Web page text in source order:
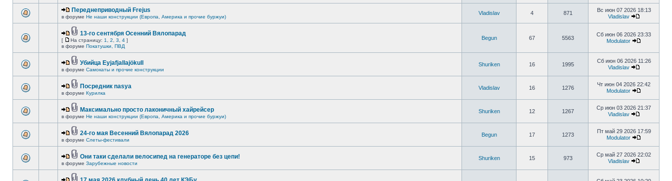
Переднеприводный Frejus
в форуме Не наши конструкции (Европа, Америка и прочие буржуи)
Vladislav 4 871
Вс июн 07 2026 18:13
Vladislav
13-го сентября Осенний Вялопарад
[ На страницу: 1 2 3 4 ]
в форуме Покатушки, ПВД
Begun 67 5563
Сб июн 06 2026 23:33
Modulator
Убийца Eyjafjallajökull
в форуме Самокаты и прочие конструкции
Shuriken 16 1995
Сб июн 06 2026 11:26
Vladislav
Посредник nasya
в форуме Курилка
Vladislav 16 1276
Чт июн 04 2026 22:42
Modulator
Максимально просто лаконичный хайрейсер
в форуме Не наши конструкции (Европа, Америка и прочие буржуи)
Shuriken 12 1267
Ср июн 03 2026 21:37
Vladislav
24-го мая Весенний Вялопарад 2026
в форуме Слеты-фестивали
Begun 17 1273
Пт май 29 2026 17:59
Modulator
Они таки сделали велосипед на генераторе без цепи!
в форуме Зарубежные новости
Shuriken 15 973
Ср май 27 2026 22:02
Vladislav